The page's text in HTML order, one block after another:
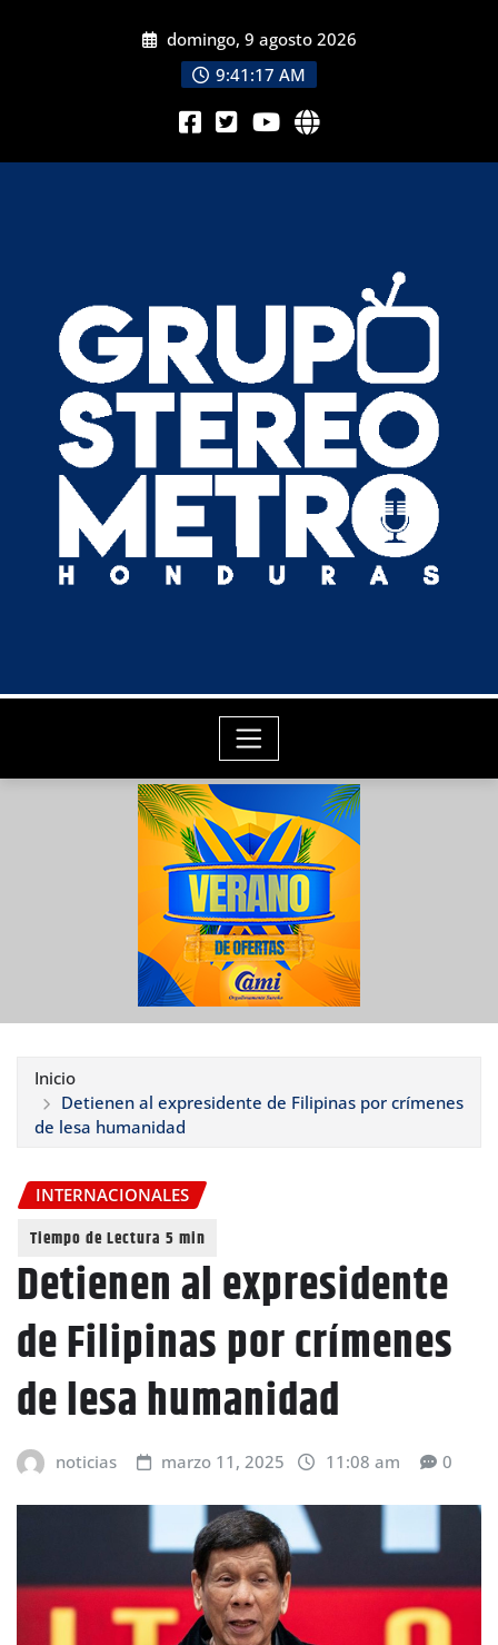
domingo, 9 agosto 2026
9:41:19 AM
Inicio
Detienen al expresidente de Filipinas por crímenes
de lesa humanidad
INTERNACIONALES
Detienen al expresidente
de Filipinas por crímenes
de lesa humanidad
noticias marzo 11, 2025 11:08 am 0